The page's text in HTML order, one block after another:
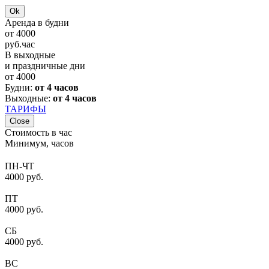
Ok
Аренда в будни
от 4000
руб.час
В выходные
и праздничные дни
от 4000
Будни: от 4 часов
Выходные: от 4 часов
ТАРИФЫ
Close
Стоимость в час
Минимум, часов
ПН-ЧТ
4000 руб.
ПТ
4000 руб.
СБ
4000 руб.
ВС